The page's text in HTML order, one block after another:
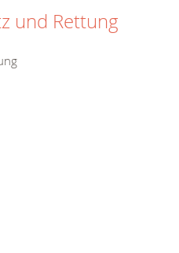
und Rettung